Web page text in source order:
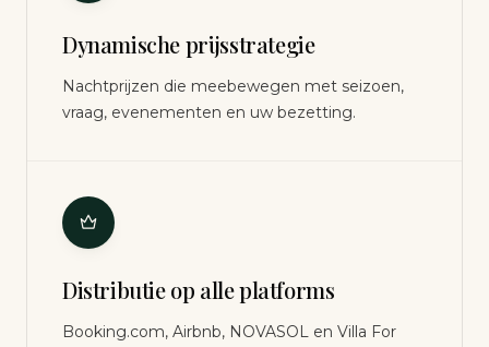
Dynamische prijsstrategie
Nachtprijzen die meebewegen met seizoen,
vraag, evenementen en uw bezetting.
Distributie op alle platforms
Booking.com, Airbnb, NOVASOL en Villa For